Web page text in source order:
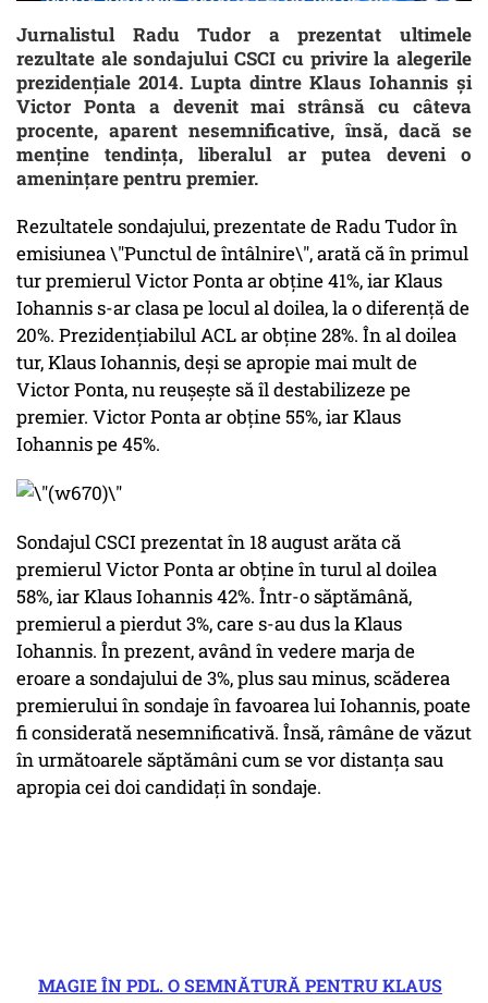
Jurnalistul Radu Tudor a prezentat ultimele
rezultate ale sondajului CSCI cu privire la alegerile
prezidențiale 2014. Lupta dintre Klaus Iohannis și
Victor Ponta a devenit mai strânsă cu câteva
procente, aparent nesemnificative, însă, dacă se
menține tendința, liberalul ar putea deveni o
amenințare pentru premier.
Rezultatele sondajului, prezentate de Radu Tudor în
emisiunea \"Punctul de întâlnire\", arată că în primul
tur premierul Victor Ponta ar obține 41%, iar Klaus
Iohannis s-ar clasa pe locul al doilea, la o diferență de
20%. Prezidențiabilul ACL ar obține 28%. În al doilea
tur, Klaus Iohannis, deși se apropie mai mult de
Victor Ponta, nu reușește să îl destabilizeze pe
premier. Victor Ponta ar obține 55%, iar Klaus
Iohannis pe 45%.
Sondajul CSCI prezentat în 18 august arăta că
premierul Victor Ponta ar obține în turul al doilea
58%, iar Klaus Iohannis 42%. Într-o săptămână,
premierul a pierdut 3%, care s-au dus la Klaus
Iohannis. În prezent, având în vedere marja de
eroare a sondajului de 3%, plus sau minus, scăderea
premierului în sondaje în favoarea lui Iohannis, poate
fi considerată nesemnificativă. Însă, râmâne de văzut
în următoarele săptămâni cum se vor distanța sau
apropia cei doi candidați în sondaje.
MAGIE ÎN PDL. O SEMNĂTURĂ PENTRU KLAUS